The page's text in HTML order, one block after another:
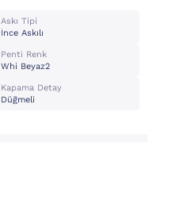
Askı Tipi
İnce Askılı
Penti Renk
Whi Beyaz2
Kapama Detay
Düğmeli